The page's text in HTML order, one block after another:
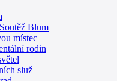
Blum
místec
rodin
služ